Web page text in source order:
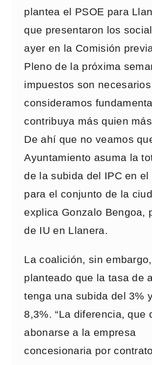
plantea el PSOE para
que presentaron los
ayer en la Comisión
Pleno de la próxima
impuestos son
consideramos
contribuya más quien
De ahí que no veamos
Ayuntamiento asuma la
de la subida del IPC en el
para el conjunto de la
explica Gonzalo Bengoa,
de IU en Llanera.
La coalición, sin
planteado que la tasa de
tenga una subida del 3%
8,3%. “La diferencia, que
abonarse a la empresa
concesionaria por